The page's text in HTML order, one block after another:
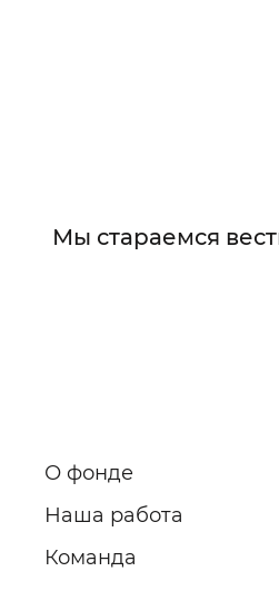
Мы стараемся
О фонде
Наша работа
Команда